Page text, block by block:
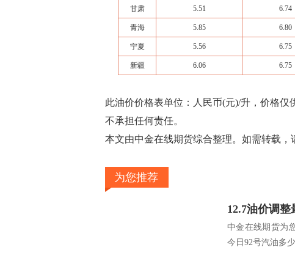
甘肃 5.51 6.74
青海 5.85 6.80
宁夏 5.56 6.75
新疆 6.06 6.75
此油价价格表单位：人民币(元)/升，价格
不承担任何责任。
本文由中金在线期货综合整理。如需转载，
为您推荐
中金在线期货为
今日92号汽油多